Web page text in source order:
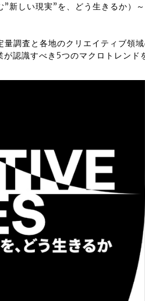
新しい現実”を、どう生きるか）～
調査と各地のクリエイティブ領
認識すべき5つのマクロトレンド